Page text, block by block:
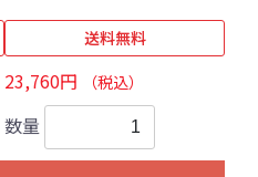
送料無料
23,760円 （税込）
数量